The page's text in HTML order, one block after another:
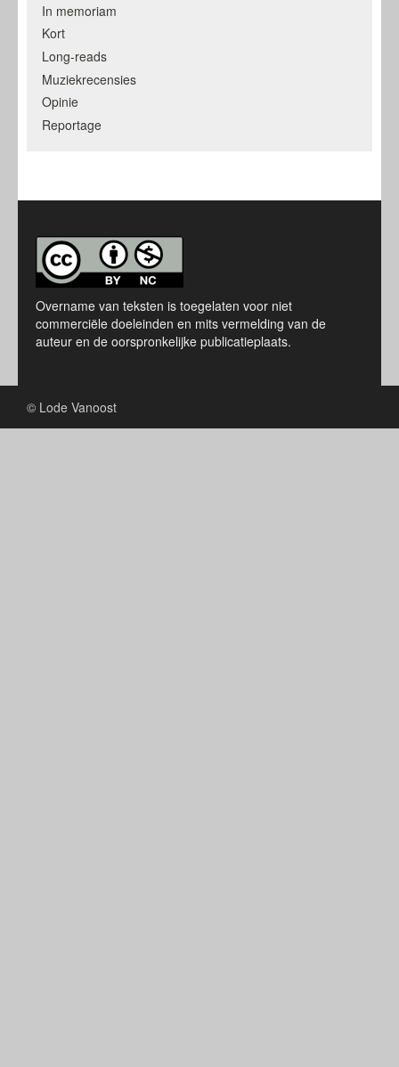
In memoriam
Kort
Long-reads
Muziekrecensies
Opinie
Reportage
Overname van teksten is toegelaten voor niet
commerciële doeleinden en mits vermelding van de
auteur en de oorspronkelijke publicatieplaats.
© Lode Vanoost